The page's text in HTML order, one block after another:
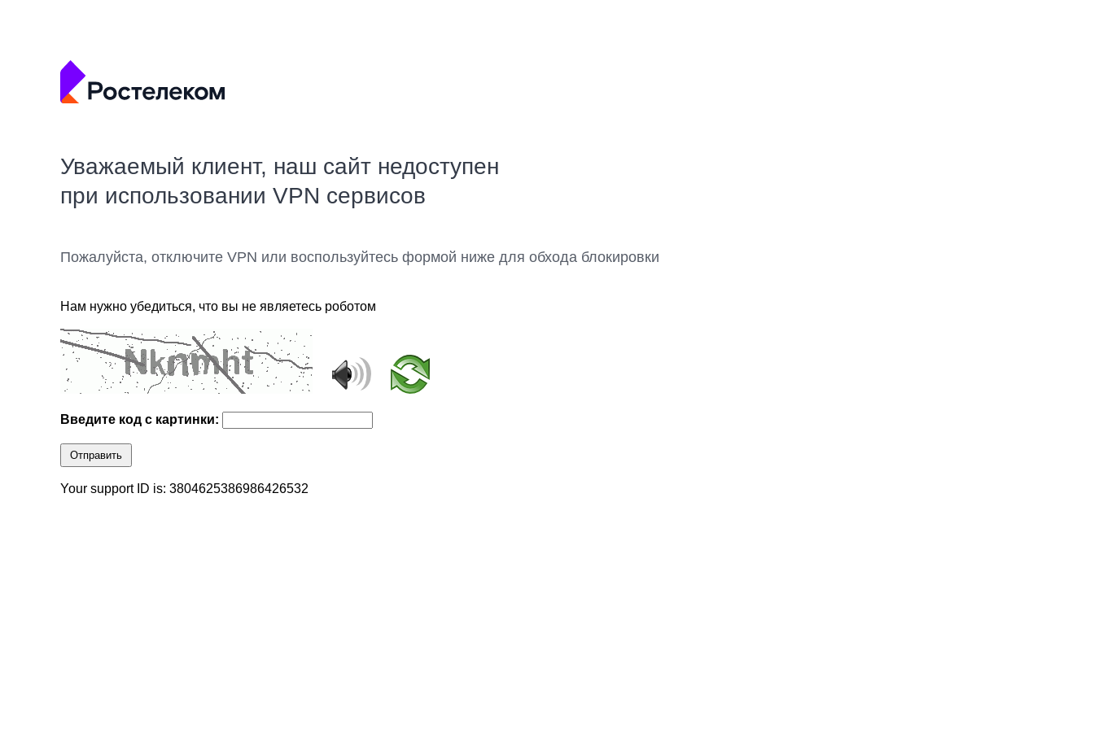
Уважаемый клиент, наш сайт недоступен
при использовании VPN сервисов
Пожалуйста, отключите VPN или воспользуйтесь формой ниже для обхода блокировки
Нам нужно убедиться, что вы не являетесь роботом
Введите код с картинки:
Отправить
Your support ID is: 3804625386986426532